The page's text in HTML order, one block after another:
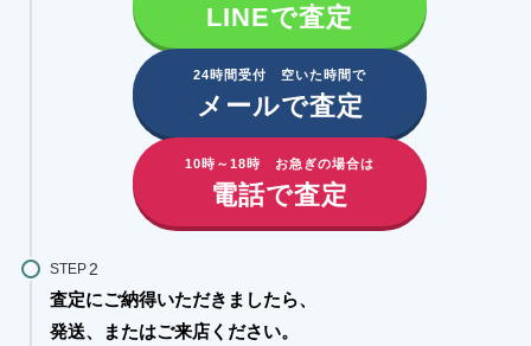
LINEで査定
24時間受付 空いた時間で
メールで査定
10時～18時 お急ぎの場合は
電話で査定
STEP
査定にご納得いただきましたら、
発送、またはご来店ください。